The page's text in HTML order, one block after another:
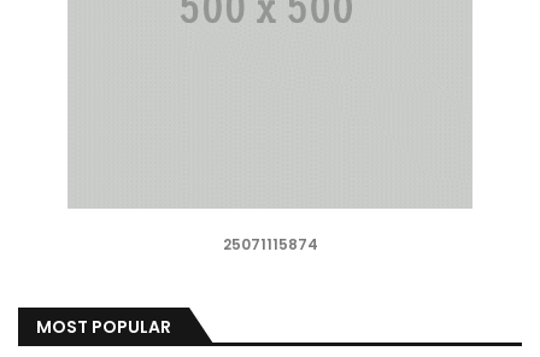
25071115874
MOST POPULAR